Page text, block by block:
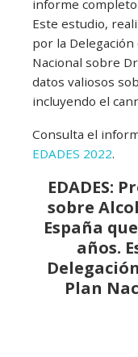
informe completo
Este estudio,
por la
Nacional sobre
datos valiosos
incluyendo el
Consulta el
EDADES 2022.
EDADES:
sobre
España
años.
Plan